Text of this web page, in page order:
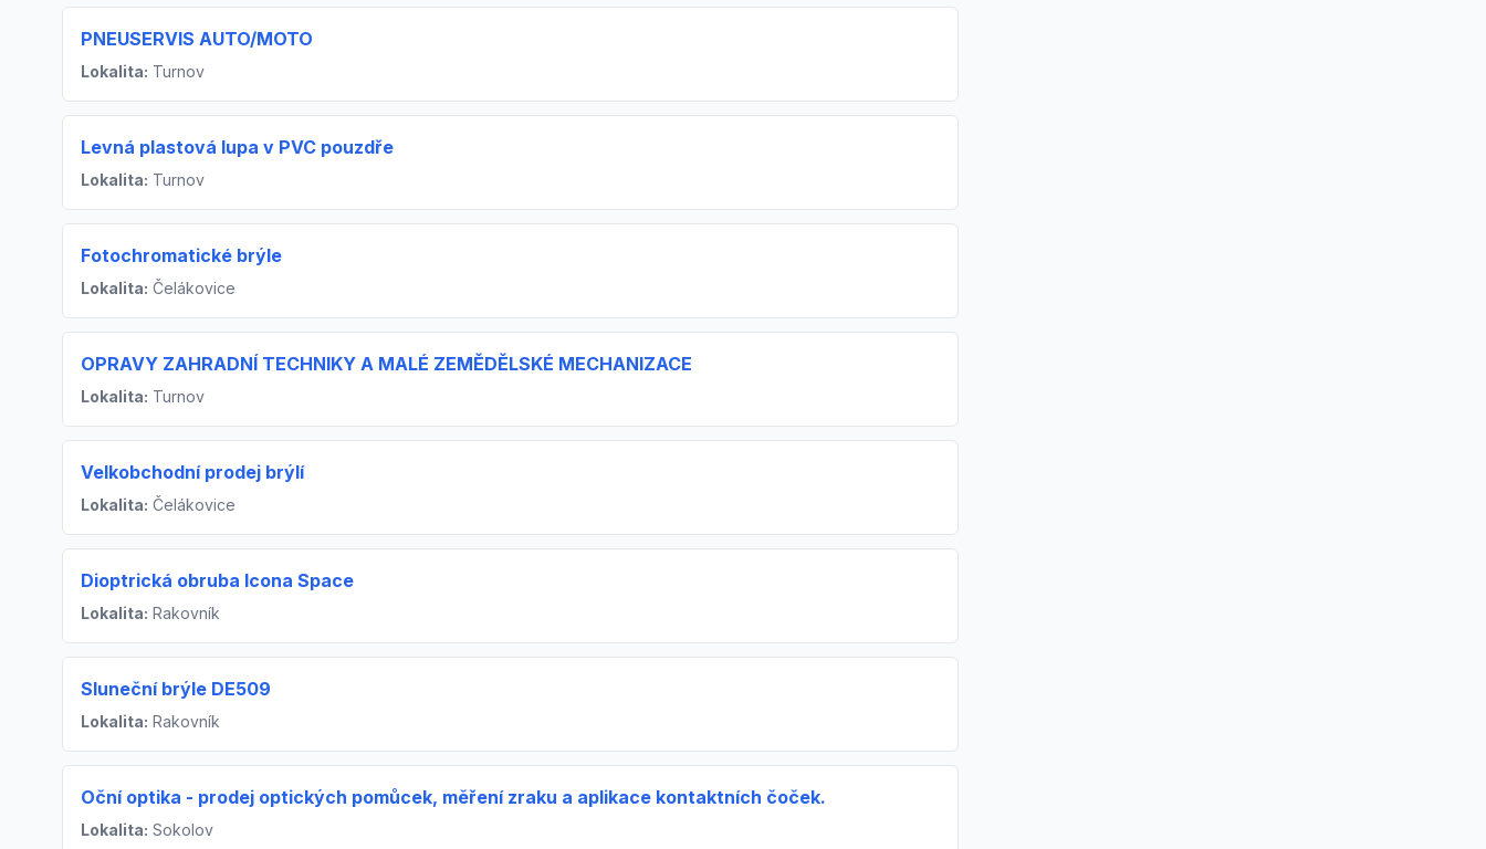
PNEUSERVIS AUTO/MOTO
Lokalita: Turnov
Levná plastová lupa v PVC pouzdře
Lokalita: Turnov
Fotochromatické brýle
Lokalita: Čelákovice
OPRAVY ZAHRADNÍ TECHNIKY A MALÉ ZEMĚDĚLSKÉ MECHANIZACE
Lokalita: Turnov
Velkobchodní prodej brýlí
Lokalita: Čelákovice
Dioptrická obruba Icona Space
Lokalita: Rakovník
Sluneční brýle DE509
Lokalita: Rakovník
Oční optika - prodej optických pomůcek, měření zraku a aplikace kontaktních čoček.
Lokalita: Sokolov